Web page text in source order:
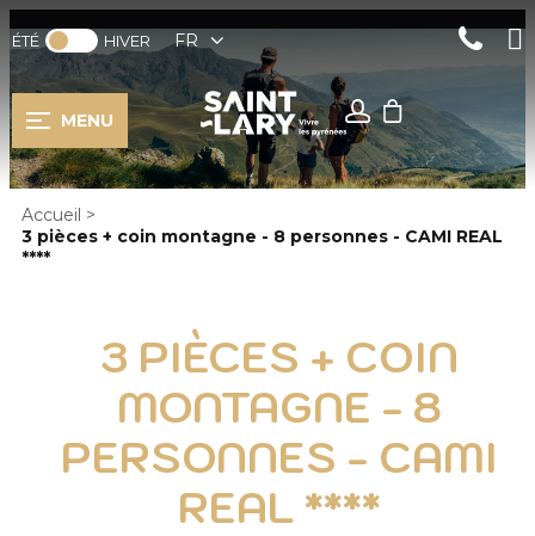
ÉTÉ HIVER FR
MENU
Accueil >
3 pièces + coin montagne - 8 personnes - CAMI REAL
****
3 PIÈCES + COIN
MONTAGNE - 8
PERSONNES - CAMI
REAL ****